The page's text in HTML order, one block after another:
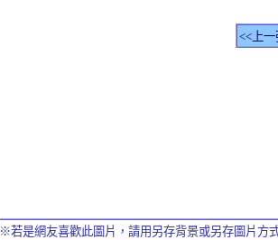
<<上一
※若是網友喜歡此圖片，請用另存背景或另存圖片方